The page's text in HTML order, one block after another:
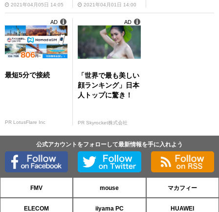
2021年04月05日 14:05 2021年04月01日 14:00
最短5分で接続
PR LotusFlare Inc
AD
「世界で最も美しい
顔ランキング」日本
人トップに驚き！
PR Skyrocket株式会社
AD
公式アカウントをフォローして最新情報を手に入れよう
FMV mouse マカフィー
ELECOM iiyama PC HUAWEI